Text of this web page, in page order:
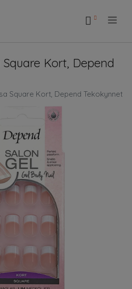
Kort, Depend
Square Kort, Depend Tekokynnet